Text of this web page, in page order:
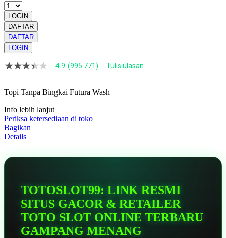
LOGIN
DAFTAR
DAFTAR
LOGIN
4.9
bintang,
rating
rata-
rata.
Read
13
Tautan
4.9 (995.771) Tulis ulasan
Topi Tanpa Bingkai Futura Wash
Info lebih lanjut
Periksa ketersediaan di toko
Bagikan
Details
TOTOSLOT99: LINK RESMI
SITUS GACOR & RETAILER
TOTO SLOT ONLINE TERBARU
GAMPANG MENANG